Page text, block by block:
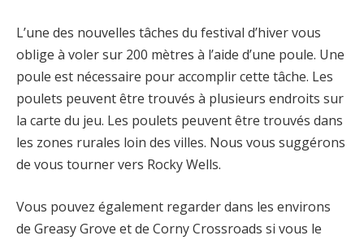
L’une des nouvelles tâches du festival d’hiver vous
oblige à voler sur 200 mètres à l’aide d’une poule. Une
poule est nécessaire pour accomplir cette tâche. Les
poulets peuvent être trouvés à plusieurs endroits sur
la carte du jeu. Les poulets peuvent être trouvés dans
les zones rurales loin des villes. Nous vous suggérons
de vous tourner vers Rocky Wells.
Vous pouvez également regarder dans les environs
de Greasy Grove et de Corny Crossroads si vous le